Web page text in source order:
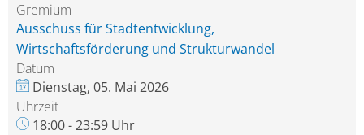
Gremium
Ausschuss für Stadtentwicklung,
Wirtschaftsförderung und Strukturwandel
Datum
Dienstag, 05. Mai 2026
Uhrzeit
18:00 - 23:59 Uhr